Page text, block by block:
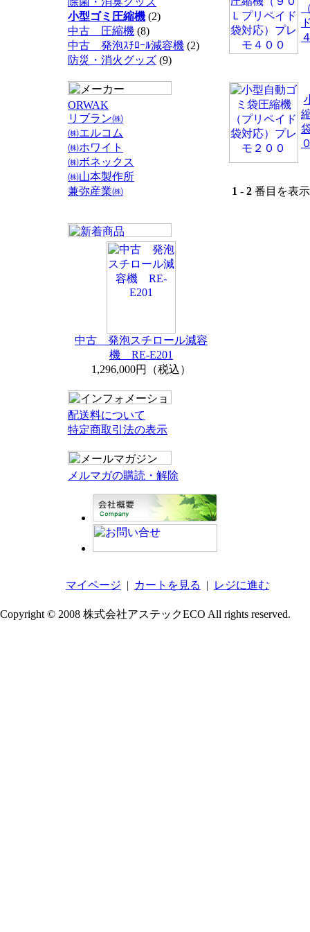
小型ゴミ圧縮機 (2)
中古 圧縮機 (8)
中古 発泡ｽﾁﾛｰﾙ減容機 (2)
防災・消火グッズ (9)
ORWAK
リブラン㈱
㈱エルコム
㈱ホワイト
㈱ボネックス
㈱山本製作所
兼弥産業㈱
中古 発泡スチロール減容
機 RE-E201
1,296,000円（税込）
配送料について
特定商取引法の表示
メルマガの購読・解除
1 - 2 番目を表
マイページ | カートを見る | レジに進む
Copyright © 2008 株式会社アステックECO All rights reserved.